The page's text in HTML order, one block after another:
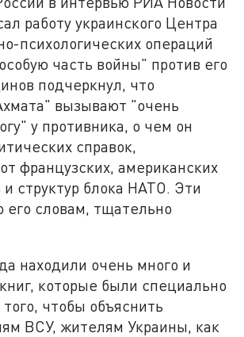
работу украинского Центра
психологических операций
часть войны" против его
подчеркнул, что
вызывают "очень
у противника, о чем он
справок,
французских, американских
структур блока НАТО. Эти
его словам, тщательно
находили очень много и
которые были специально
чтобы объяснить
ВСУ, жителям Украины, как